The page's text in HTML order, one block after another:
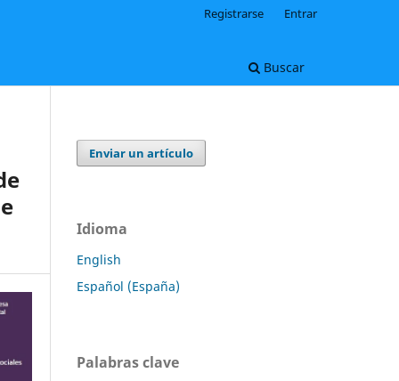
Buscar
Registrarse Entrar
Enviar un artículo
Idioma
English
Español (España)
Palabras clave